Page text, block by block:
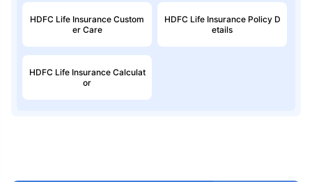
HDFC Life Insurance Custom
er Care
HDFC Life Insurance Policy D
etails
HDFC Life Insurance Calculat
or